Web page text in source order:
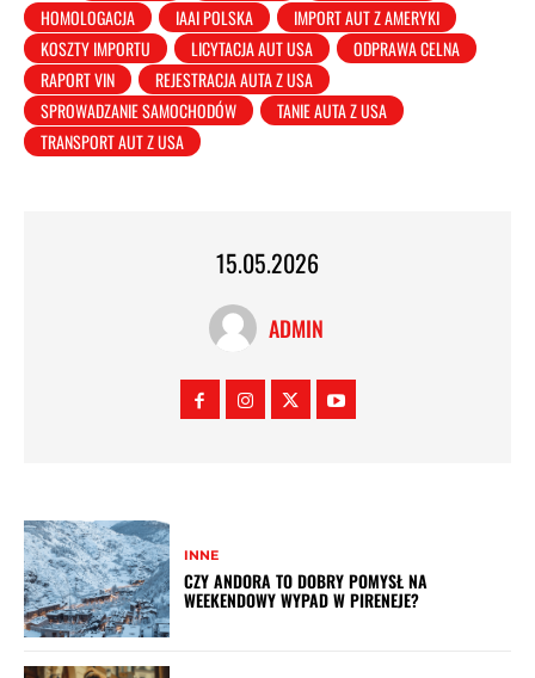
HOMOLOGACJA
IAAI POLSKA
IMPORT AUT Z AMERYKI
KOSZTY IMPORTU
LICYTACJA AUT USA
ODPRAWA CELNA
RAPORT VIN
REJESTRACJA AUTA Z USA
SPROWADZANIE SAMOCHODÓW
TANIE AUTA Z USA
TRANSPORT AUT Z USA
15.05.2026
ADMIN
INNE
CZY ANDORA TO DOBRY POMYSŁ NA
WEEKENDOWY WYPAD W PIRENEJE?